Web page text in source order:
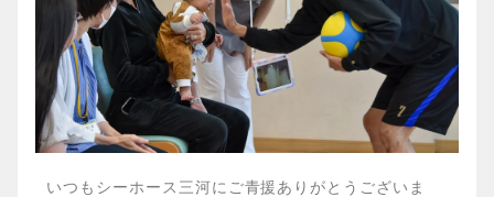
いつもシーホース三河にご青援ありがとうございま